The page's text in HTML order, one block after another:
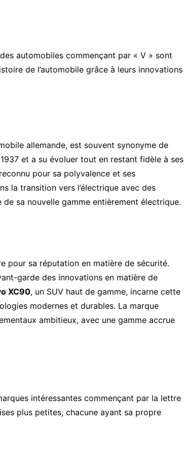
automobiles commençant par « V » sont
de l’automobile grâce à leurs innovations
allemande, est souvent synonyme de
et a su évoluer tout en restant fidèle à ses
pour sa polyvalence et ses
la transition vers l’électrique avec des
sa nouvelle gamme entièrement électrique.
pour sa réputation en matière de sécurité.
garde des innovations en matière de
XC90, un SUV haut de gamme, incarne cette
modernes et durables. La marque
ambitieux, avec une gamme accrue
intéressantes commençant par la lettre
plus petites, chacune ayant sa propre